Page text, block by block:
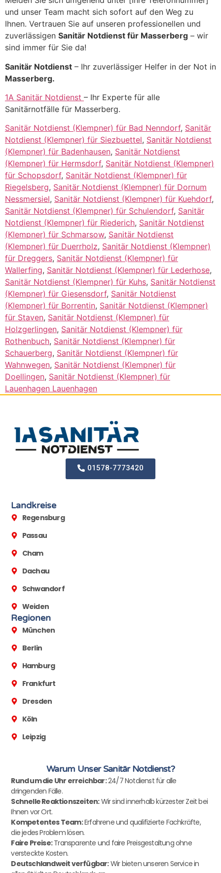
und unser Team macht sich sofort auf den Weg zu
Ihnen. Vertrauen Sie auf unseren professionellen und
zuverlässigen Sanitär Notdienst für Masserberg – wir
sind immer für Sie da!
Sanitär Notdienst – Ihr zuverlässiger Helfer in der Not in
Masserberg.
1A Sanitär Notdienst – Ihr Experte für alle
Sanitärnotfälle für Masserberg.
Sanitär Notdienst (Klempner) für Bad Nenndorf, Sanitär
Notdienst (Klempner) für Siezbuettel, Sanitär Notdienst
(Klempner) für Badenhausen, Sanitär Notdienst
(Klempner) für Hermsdorf, Sanitär Notdienst (Klempner)
für Schopsdorf, Sanitär Notdienst (Klempner) für
Riegelsberg, Sanitär Notdienst (Klempner) für Dornum
Nessmersiel, Sanitär Notdienst (Klempner) für Kuehdorf,
Sanitär Notdienst (Klempner) für Schulendorf, Sanitär
Notdienst (Klempner) für Riederich, Sanitär Notdienst
(Klempner) für Schmarsow, Sanitär Notdienst
(Klempner) für Duerrholz, Sanitär Notdienst (Klempner)
für Dreggers, Sanitär Notdienst (Klempner) für
Wallerfing, Sanitär Notdienst (Klempner) für Lederhose,
Sanitär Notdienst (Klempner) für Kuhs, Sanitär Notdienst
(Klempner) für Giesensdorf, Sanitär Notdienst
(Klempner) für Borrentin, Sanitär Notdienst (Klempner)
für Staven, Sanitär Notdienst (Klempner) für
Holzgerlingen, Sanitär Notdienst (Klempner) für
Rothenbuch, Sanitär Notdienst (Klempner) für
Schauerberg, Sanitär Notdienst (Klempner) für
Wahnwegen, Sanitär Notdienst (Klempner) für
Doellingen, Sanitär Notdienst (Klempner) für
Lauenhagen Lauenhagen
01578-7773420
Landkreise
Regensburg
Passau
Cham
Dachau
Schwandorf
Weiden
Regionen
München
Berlin
Hamburg
Frankfurt
Dresden
Köln
Leipzig
Warum Unser Sanitär Notdienst?
Rund um die Uhr erreichbar:24/7 Notdienst für alle
dringenden Fälle.
Schnelle Reaktionszeiten:Wir sind innerhalb kürzester Zeit bei
Ihnen vor Ort.
Kompetentes Team:Erfahrene und qualifizierte Fachkräfte,
die jedes Problem lösen.
Faire Preise:Transparente und faire Preisgestaltung ohne
versteckte Kosten.
Deutschlandweit verfügbar:Wir bieten unseren Service in